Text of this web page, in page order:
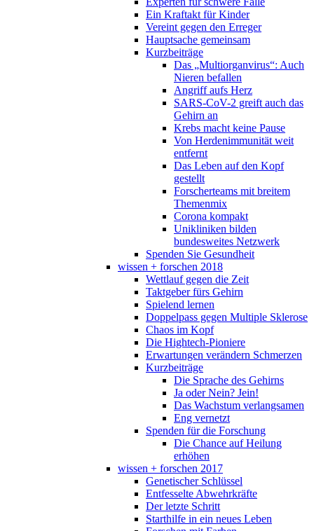
Ein Kraftakt für Kinder
Vereint gegen den Erreger
Hauptsache gemeinsam
Kurzbeiträge
Das „Multiorganvirus“: Auch
Nieren befallen
Angriff aufs Herz
SARS-CoV-2 greift auch das
Gehirn an
Krebs macht keine Pause
Von Herdenimmunität weit
entfernt
Das Leben auf den Kopf
gestellt
Forscherteams mit breitem
Themenmix
Corona kompakt
Unikliniken bilden
bundesweites Netzwerk
Spenden Sie Gesundheit
wissen + forschen 2018
Wettlauf gegen die Zeit
Taktgeber fürs Gehirn
Spielend lernen
Doppelpass gegen Multiple Sklerose
Chaos im Kopf
Die Hightech-Pioniere
Erwartungen verändern Schmerzen
Kurzbeiträge
Die Sprache des Gehirns
Ja oder Nein? Jein!
Das Wachstum verlangsamen
Eng vernetzt
Spenden für die Forschung
Die Chance auf Heilung
erhöhen
wissen + forschen 2017
Genetischer Schlüssel
Entfesselte Abwehrkräfte
Der letzte Schritt
Starthilfe in ein neues Leben